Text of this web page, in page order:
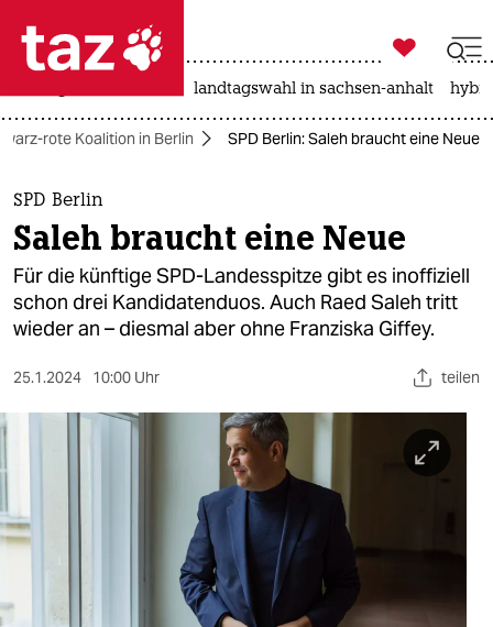
 taz zahl ich
taz zahl ich
themen
politik
öko
nord
wahrheit

taz zahl ich
landtagswahl in sachsen-anhalt
rote Koalition in Berlin SPD Berlin: Saleh braucht eine Neue
SPD Berlin
Saleh braucht eine Neue
Für die künftige SPD-Landesspitze gibt es inoffiziell
schon drei Kandidatenduos. Auch Raed Saleh tritt
wieder an – diesmal aber ohne Franziska Giffey.
25.1.2024 10:00 Uhr teilen